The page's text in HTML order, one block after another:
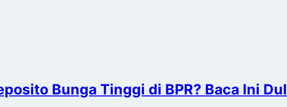
Bunga Tinggi di BPR? Baca Ini